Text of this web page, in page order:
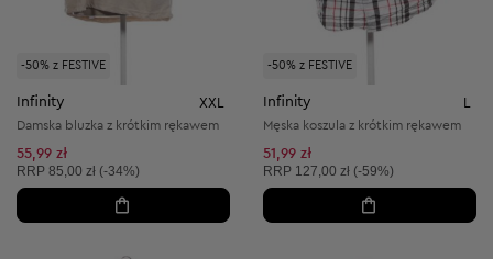
-50% z FESTIVE
Infinity XXL
Damska bluzka z krótkim rękawem
55,99 zł
Cena sugerowana:
RRP 85,00 zł (-34%)
-50% z FESTIVE
Infinity L
Męska koszula z krótkim rękawem
51,99 zł
Cena sugerowana:
RRP 127,00 zł (-59%)